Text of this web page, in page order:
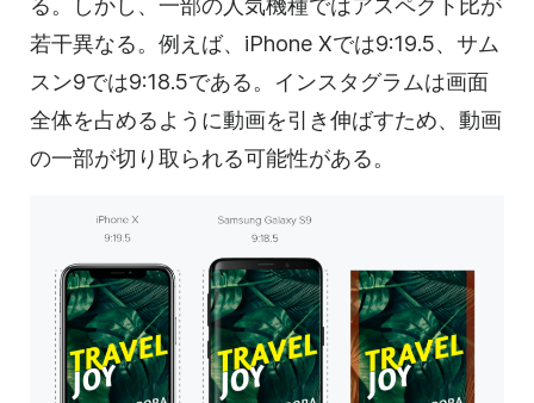
る。しかし、一部の人気機種ではアスペクト比が
若干異なる。例えば、iPhone Xでは9:19.5、サム
スン9では9:18.5である。 インスタグラムは画面
全体を占めるように動画を引き伸ばすため、 動画
の一部が切り取られる可能性がある。